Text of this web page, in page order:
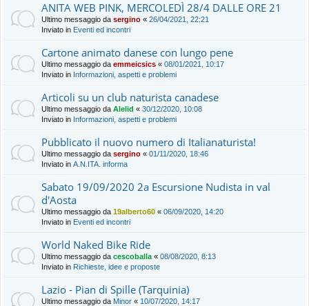
ANITA WEB PINK, MERCOLEDÌ 28/4 DALLE ORE 21
Ultimo messaggio da sergino « 26/04/2021, 22:21
Inviato in Eventi ed incontri
Cartone animato danese con lungo pene
Ultimo messaggio da emmeicsics « 08/01/2021, 10:17
Inviato in Informazioni, aspetti e problemi
Articoli su un club naturista canadese
Ultimo messaggio da Alelid « 30/12/2020, 10:08
Inviato in Informazioni, aspetti e problemi
Pubblicato il nuovo numero di Italianaturista!
Ultimo messaggio da sergino « 01/11/2020, 18:46
Inviato in A.N.ITA. informa
Sabato 19/09/2020 2a Escursione Nudista in val
d'Aosta
Ultimo messaggio da 19alberto60 « 06/09/2020, 14:20
Inviato in Eventi ed incontri
World Naked Bike Ride
Ultimo messaggio da cescoballa « 08/08/2020, 8:13
Inviato in Richieste, idee e proposte
Lazio - Pian di Spille (Tarquinia)
Ultimo messaggio da Minor « 10/07/2020, 14:17